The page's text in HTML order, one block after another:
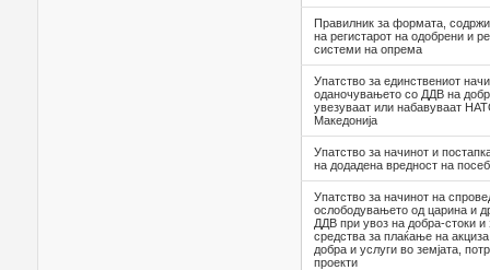
Правилник за формата,
на регистарот на одобрени и
системи на опрема
Упатство за единствениот
оданочувањето со ДДВ на
увезуваат или набавуваат
Македонија
Упатство за начинот и
на додадена вредност на
Упатство за начинот на
ослободувањето од царина и
ДДВ при увоз на добра-стоки
средства за плаќање на
добра и услуги во земјата,
проекти